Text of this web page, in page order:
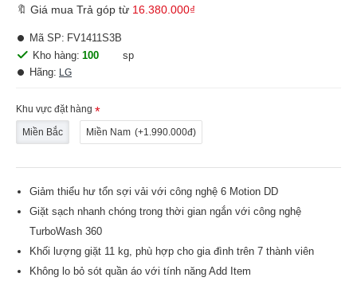
🔖 Giá mua Trả góp từ 16.380.000₫
Kho hàng: 100
sp
Hãng: LG
Mã SP: FV1411S3B
Khu vực đặt hàng
Miền Bắc Miền Nam (+1.990.000đ)
Giảm thiểu hư tổn sợi vải với công nghệ 6 Motion DD
Giặt sạch nhanh chóng trong thời gian ngắn với công nghệ
TurboWash 360
Khối lượng giặt 11 kg, phù hợp cho gia đình trên 7 thành viên
Không lo bỏ sót quần áo với tính năng Add Item